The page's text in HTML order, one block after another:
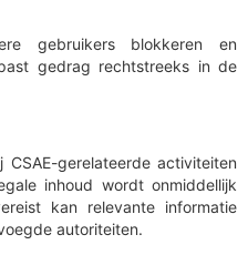
gebruikers blokkeren en
gedrag rechtstreeks in de
gerelateerde activiteiten
inhoud wordt onmiddellijk
kan relevante informatie
autoriteiten.